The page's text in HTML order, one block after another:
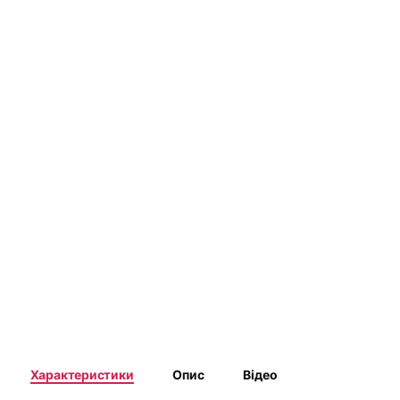
Характеристики Опис Відео